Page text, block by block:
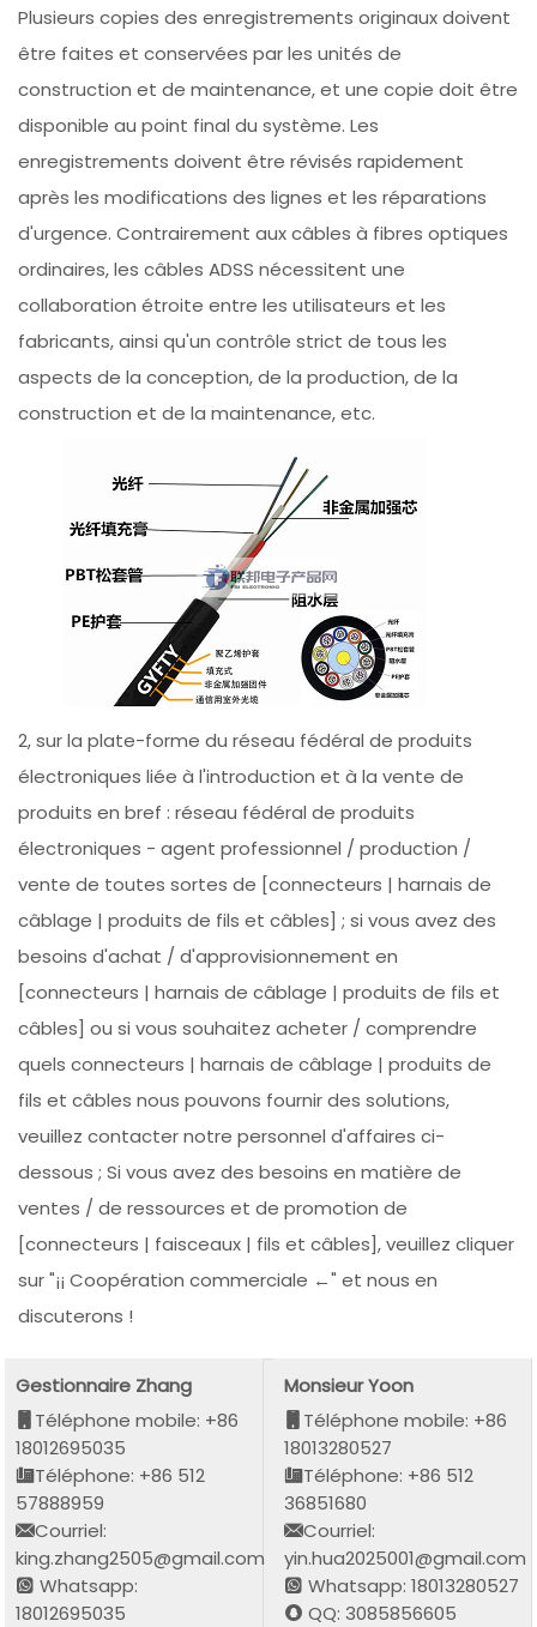
2, sur la plate-forme du réseau fédéral de produits
électroniques liée à l'introduction et à la vente de
produits en bref : réseau fédéral de produits
électroniques - agent professionnel / production /
vente de toutes sortes de [connecteurs | harnais de
câblage | produits de fils et câbles] ; si vous avez des
besoins d'achat / d'approvisionnement en
[connecteurs | harnais de câblage | produits de fils et
câbles] ou si vous souhaitez acheter / comprendre
quels connecteurs | harnais de câblage | produits de
fils et câbles nous pouvons fournir des solutions,
veuillez contacter notre personnel d'affaires ci-
dessous ; Si vous avez des besoins en matière de
ventes / de ressources et de promotion de
[connecteurs | faisceaux | fils et câbles], veuillez cliquer
sur "¡¡ Coopération commerciale ←" et nous en
discuterons !
Gestionnaire Zhang
Téléphone mobile: +86
18012695035
Téléphone: +86 512
57888959
Courriel:
king.zhang2505@gmail.com
Whatsapp:
18012695035
Monsieur Yoon
Téléphone mobile: +86
18013280527
Téléphone: +86 512
36851680
Courriel:
yin.hua2025001@gmail.com
Whatsapp: 18013280527
QQ: 3085856605